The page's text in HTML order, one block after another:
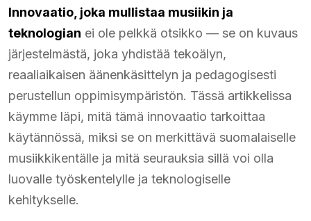
Innovaatio, joka mullistaa musiikin ja
teknologian ei ole pelkkä otsikko — se on kuvaus
järjestelmästä, joka yhdistää tekoälyn,
reaaliaikaisen äänenkäsittelyn ja pedagogisesti
perustellun oppimisympäristön. Tässä artikkelissa
käymme läpi, mitä tämä innovaatio tarkoittaa
käytännössä, miksi se on merkittävä suomalaiselle
musiikkikentälle ja mitä seurauksia sillä voi olla
luovalle työskentelylle ja teknologiselle
kehitykselle.